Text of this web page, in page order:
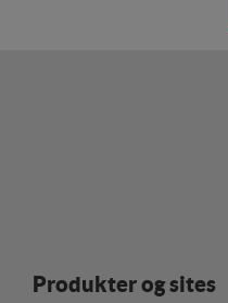
Produkter og sites